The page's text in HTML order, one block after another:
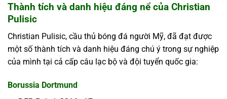
Thành tích và danh hiệu đáng nể của Christian
Pulisic
Christian Pulisic, cầu thủ bóng đá người Mỹ, đã đạt được
một số thành tích và danh hiệu đáng chú ý trong sự nghiệp
của mình tại cả cấp câu lạc bộ và đội tuyển quốc gia:
Borussia Dortmund